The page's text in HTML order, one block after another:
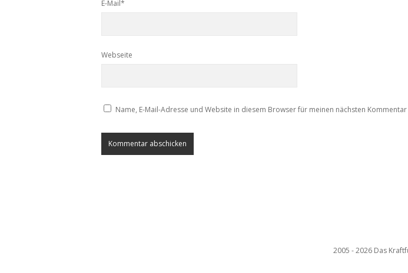
E-Mail*
Webseite
Name, E-Mail-Adresse und Website in diesem Browser für meinen nächsten
2005 - 2026 Das